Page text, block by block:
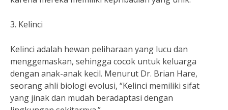
3. Kelinci
Kelinci adalah hewan peliharaan yang lucu dan
menggemaskan, sehingga cocok untuk keluarga
dengan anak-anak kecil. Menurut Dr. Brian Hare,
seorang ahli biologi evolusi, “Kelinci memiliki sifat
yang jinak dan mudah beradaptasi dengan